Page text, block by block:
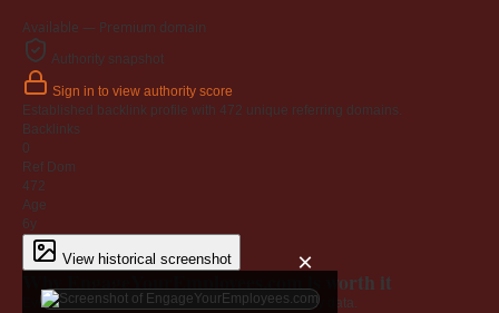
Available — Premium domain
Authority snapshot
Sign in to view authority score
Established backlink profile with 472 unique referring domains.
Backlinks
0
Ref Dom
472
Age
6y
View historical screenshot ×
Why EngageYourEmployees.com is worth it
Every claim below is backed by verified third-party data.